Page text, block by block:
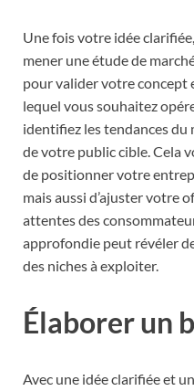
Une fois votre idée
mener une étude de
pour valider votre concept
lequel vous souhaitez
identifiez les tendances du
de votre public cible. Cela
de positionner votre
mais aussi d’ajuster votre
attentes des
approfondie peut révéler
des niches à exploiter.
Élaborer un
Avec une idée clarifiée et